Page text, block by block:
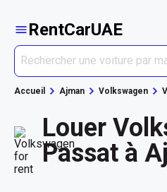
RentCarUAE
Accueil Ajman Volkswagen
Louer
Passat à